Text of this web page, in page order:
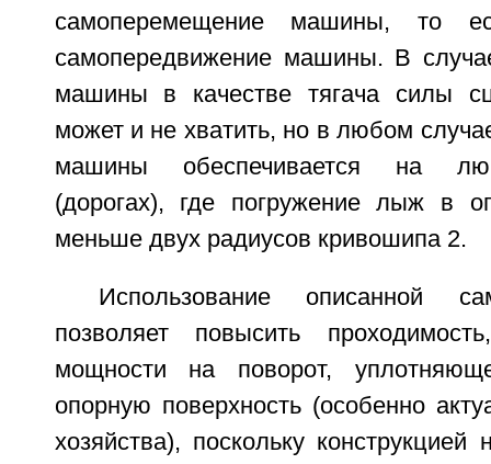
самоперемещение машины, то
самопередвижение машины. В
машины в качестве тягача силы
может и не хватить, но в любом
машины обеспечивается на
(дорогах), где погружение лыж в
меньше двух радиусов кривошипа 2.
Использование описанной
позволяет повысить
мощности на поворот,
опорную поверхность (особенно
хозяйства), поскольку конструкцией